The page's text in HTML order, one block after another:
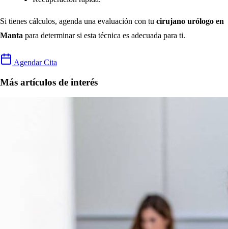
Si tienes cálculos, agenda una evaluación con tu cirujano urólogo en
Manta para determinar si esta técnica es adecuada para ti.
Agendar Cita
Más artículos de interés